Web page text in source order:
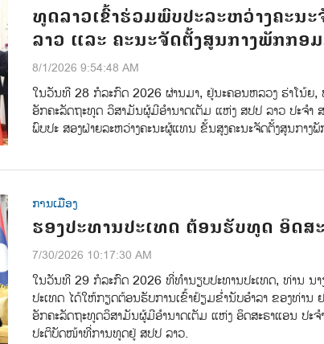
ທູດລາວເຂົ້າຮ່ວມພົບປະລະຫວ່າງຄະນ
ລາວ ແລະ ຄະນະຈັດຕັ້ງສູນກາງພັກກອ
8/1/2026 9:54:48 AM
ໃນວັນທີ 28 ກໍລະກົດ 2026 ຜ່ານມາ, ຢູ່ນະຄອນຫລວງ ຮ່າໂນ້ຍ,
ອັກຄະລັດຖະທູດ ວິສາມັນຜູ້ມີອຳນາດເຕັມ ແຫ່ງ ສປປ ລາວ ປະຈຳ
ພົບປະ ສອງຝ່າຍລະຫວ່າງຄະນະຜູ້ແທນ ຂັ້ນສູງຄະນະຈັດຕັ້ງສູນກາງ
ການເມືອງ
ຮອງປະທານປະເທດ ຕ້ອນຮັບທູດ ອິດສ
7/30/2026 10:17:30 AM
ໃນວັນທີ 29 ກໍລະກົດ 2026 ທີ່ທໍານຽບປະທານປະເທດ, ທ່ານ ນາ
ປະເທດ ໄດ້ໃຫ້ກຽດຕ້ອນຮັບການເຂົ້າຢ້ຽມຂໍ່ານັບອໍາລາ ຂອງທ່ານ
ອັກຄະລັດຖະທູດວິສາມັນຜູ້ມີອຳນາດເຕັມ ແຫ່ງ ອິດສະຣາແອນ ປະຈ
ປະຕິບັດໜ້າທີ່ການທູດຢູ່ ສປປ ລາວ.